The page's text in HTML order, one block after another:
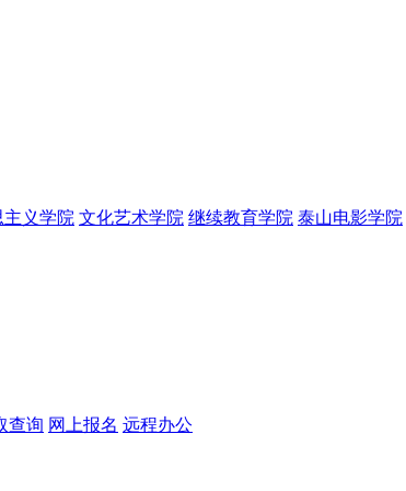
义学院 文化艺术学院 继续教育学院 泰山电影学院
查询 网上报名 远程办公